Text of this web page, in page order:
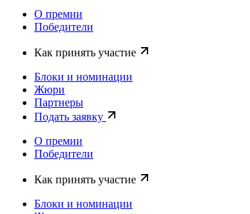
О премии
Победители
Как принять участие
Блоки и номинации
Жюри
Партнеры
Подать заявку
О премии
Победители
Как принять участие
Блоки и номинации